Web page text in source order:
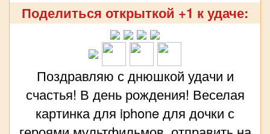
Поделиться открыткой +1 к удаче:
Поздравляю с днюшкой удачи и
счастья! В день рождения! Веселая
картинка для iphone для дочки с